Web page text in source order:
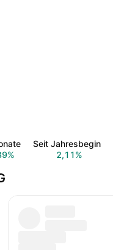
Seit Jahresbeginn
2,11%